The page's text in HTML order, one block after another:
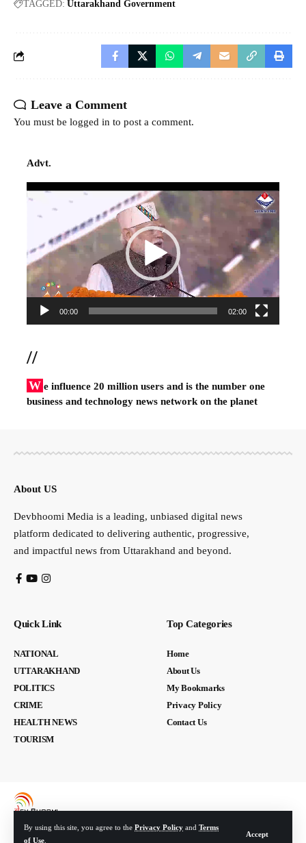
By using this site, you agree to the Privacy Policy and Terms
of Use
Accept
TAGGED: Uttarakhand Government
Leave a Comment
You must be logged in to post a comment.
Advt.
Video
00:00 02:00
//
W e influence 20 million users and is the number one
business and technology news network on the planet
About US
Devbhoomi Media is a leading, unbiased digital news
platform dedicated to delivering authentic, progressive,
and impactful news from Uttarakhand and beyond.
Quick Link
NATIONAL
UTTARAKHAND
POLITICS
CRIME
HEALTH NEWS
TOURISM
Top Categories
Home
About Us
My Bookmarks
Privacy Policy
Contact Us